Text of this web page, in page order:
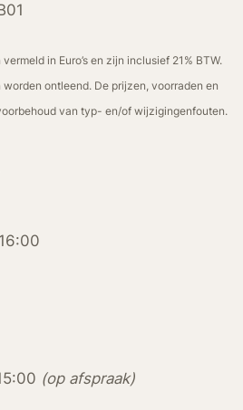
in Euro’s en zijn inclusief 21% BTW.
ontleend. De prijzen, voorraden en
van typ- en/of wijzigingenfouten.
(op afspraak)